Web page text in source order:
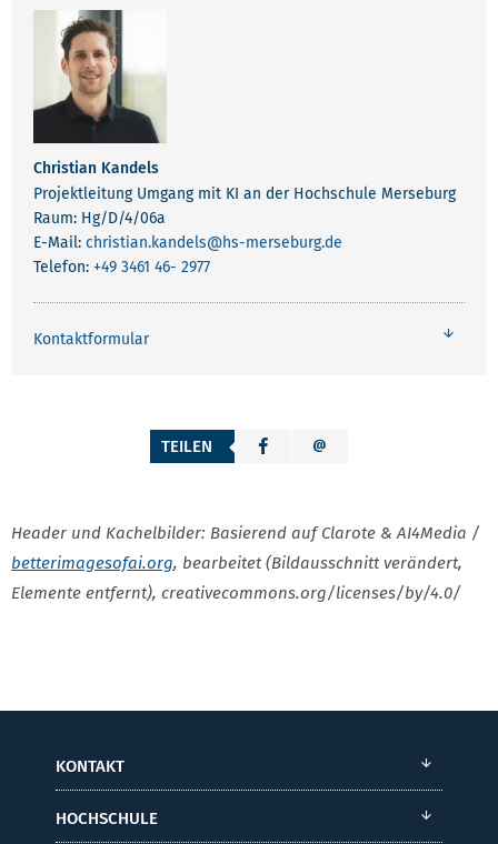
Christian Kandels
Projektleitung Umgang mit KI an der Hochschule Merseburg
Raum: Hg/D/4/06a
E-Mail: christian.kandels@hs-merseburg.de
Telefon: +49 3461 46- 2977
Kontaktformular
TEILEN
Header und Kachelbilder: Basierend auf Clarote & AI4Media /
betterimagesofai.org, bearbeitet (Bildausschnitt verändert,
Elemente entfernt), creativecommons.org/licenses/by/4.0/
KONTAKT
HOCHSCHULE